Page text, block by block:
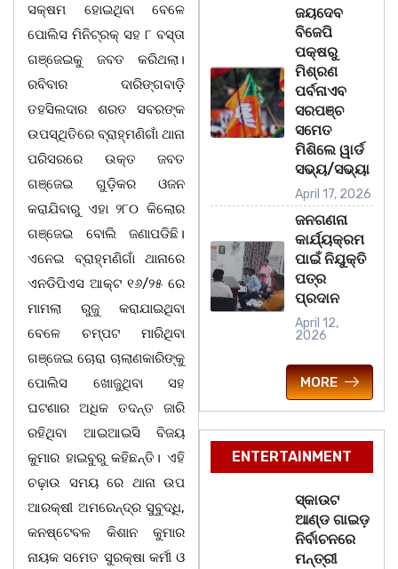
ସକ୍ଷମ ହୋଇଥିବା ବେଳେ
ପୋଲିସ ମିନିଟ୍ରକ୍‌ ସହ ୮ ବସ୍ତା
ଗଞ୍ଜେଇକୁ ଜବତ କରିଥଲା।
ରବିବାର ଦାରିଙ୍ଗବାଡ଼ି
ତହସିଲଦାର ଶରତ ସବରଙ୍କ
ଉପସ୍ଥିତିରେ ବ୍ରାହ୍ମଣିଗାଁ ଥାନା
ପରିସରରେ ଉକ୍ତ ଜବତ
ଗଞ୍ଜେଇ ଗୁଡ଼ିକର ଓଜନ
କରାଯିବାରୁ ଏହା ୨୮୦ କିଲୋର
ଗଞ୍ଜେଇ ବୋଲି ଜଣାପଡିଛି।
ଏନେଇ ବ୍ରାହ୍ମଣିଗାଁ ଥାନାରେ
ଏନଡିପିଏସ ଆକ୍ଟ ୧୬/୨୫ ରେ
ମାମଲା ରୁଜୁ କରାଯାଇଥିବା
ବେଳେ ଚମ୍ପଟ ମାରିଥିବା
ଗଞ୍ଜେଇ ଚୋରା ଚାଲାଣକାରିଙ୍କୁ
ପୋଲିସ ଖୋଜୁଥିବା ସହ
ଘଟଣାର ଅଧିକ ତଦନ୍ତ ଜାରି
ରହିଥିବା ଆଇଆଇସି ବିଜୟ
କୁମାର ହାଇବୁରୁ କହିଛନ୍ତି। ଏହି
ଚଢ଼ାଉ ସମୟ ରେ ଥାନା ଉପ
ଆରକ୍ଷୀ ଅମରେନ୍ଦ୍ର ସୁବୁଦ୍ଧି,
କନଷ୍ଟେବଳ କିଶାନ କୁମାର
ନାୟକ ସମେତ ସୁରକ୍ଷା କର୍ମୀ ଓ
ଜୟଦେବ
ବିଜେପି
ପକ୍ଷରୁ
ମିଶ୍ରଣ
ପର୍ବନାଏବ
ସରପଞ୍ଚ
ସମେତ
ମିଶିଲେ ୱାର୍ଡ
ସଭ୍ୟ/ସଭ୍ୟା
April 17, 2026
ଜନଗଣନା
କାର୍ଯ୍ୟକ୍ରମ
ପାଇଁ ନିଯୁକ୍ତି
ପତ୍ର
ପ୍ରଦାନ
April 12,
2026
MORE
ENTERTAINMENT
ସ୍କାଉଟ
ଆଣ୍ଡ ଗାଇଡ଼
ନିର୍ବାଚନରେ
ମନ୍ତ୍ରୀ